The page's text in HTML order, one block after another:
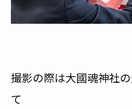
撮影の際は大國魂神社
て